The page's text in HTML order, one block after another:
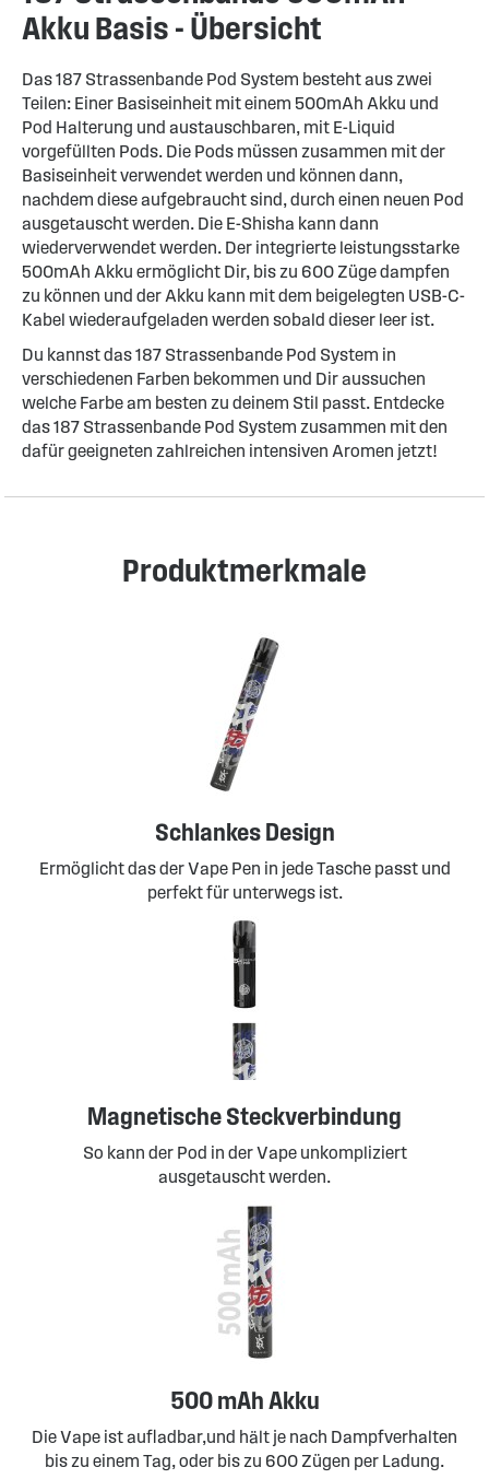
Akku Basis - Übersicht
Das 187 Strassenbande Pod System besteht aus zwei
Teilen: Einer Basiseinheit mit einem 500mAh Akku und
Pod Halterung und austauschbaren, mit E-Liquid
vorgefüllten Pods. Die Pods müssen zusammen mit der
Basiseinheit verwendet werden und können dann,
nachdem diese aufgebraucht sind, durch einen neuen Pod
ausgetauscht werden. Die E-Shisha kann dann
wiederverwendet werden. Der integrierte leistungsstarke
500mAh Akku ermöglicht Dir, bis zu 600 Züge dampfen
zu können und der Akku kann mit dem beigelegten USB-C-
Kabel wiederaufgeladen werden sobald dieser leer ist.
Du kannst das 187 Strassenbande Pod System in
verschiedenen Farben bekommen und Dir aussuchen
welche Farbe am besten zu deinem Stil passt. Entdecke
das 187 Strassenbande Pod System zusammen mit den
dafür geeigneten zahlreichen intensiven Aromen jetzt!
Produktmerkmale
Schlankes Design
Ermöglicht das der Vape Pen in jede Tasche passt und
perfekt für unterwegs ist.
Magnetische Steckverbindung
So kann der Pod in der Vape unkompliziert
ausgetauscht werden.
500 mAh Akku
Die Vape ist aufladbar,und hält je nach Dampfverhalten
bis zu einem Tag, oder bis zu 600 Zügen per Ladung.